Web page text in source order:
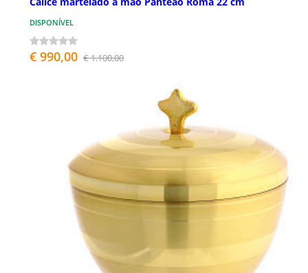
DISPONÍVEL
€ 990,00 € 1.100,00